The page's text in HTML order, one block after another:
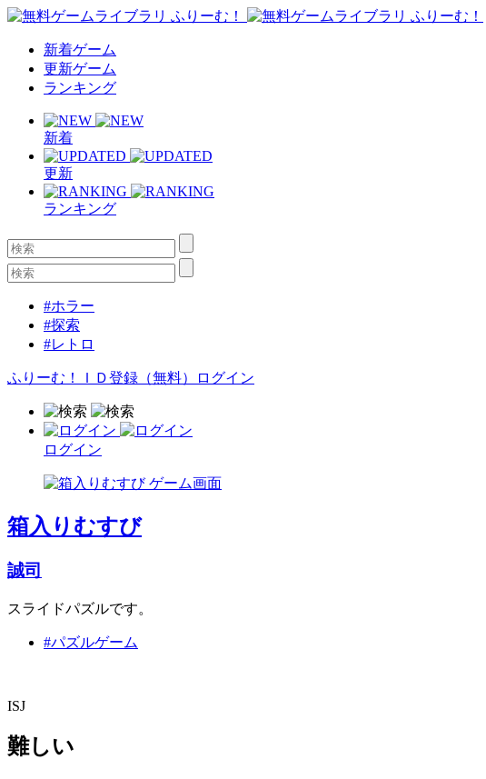
新着ゲーム
更新ゲーム
ランキング
新着
更新
ランキング
#ホラー
#探索
#レトロ
ふりーむ！ＩＤ登録（無料） ログイン
ログイン
箱入りむすび
誠司
スライドパズルです。
#パズルゲーム
ISJ
難しい